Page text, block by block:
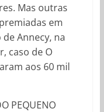
Mas outras
em
Annecy, na
caso de O
aos 60 mil
PEQUENO